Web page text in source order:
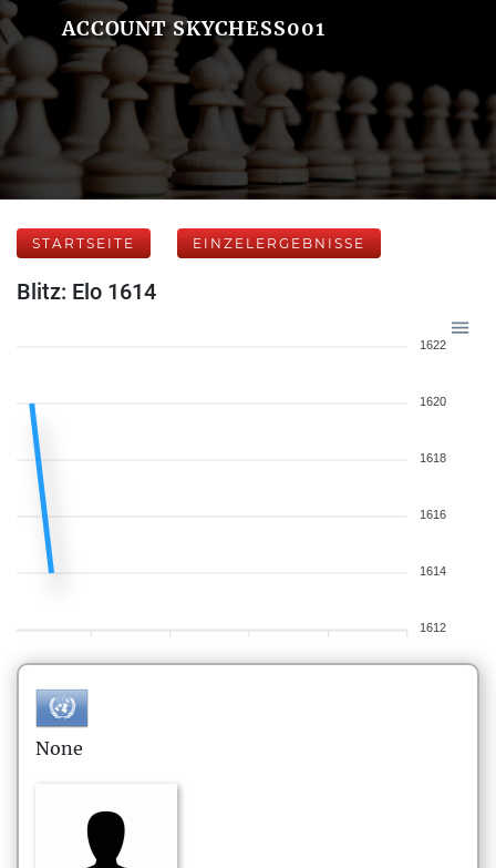
ACCOUNT SKYCHESS001
STARTSEITE EINZELERGEBNISSE
Blitz: Elo 1614
1622
1620
1618
1616
1614
1612
None